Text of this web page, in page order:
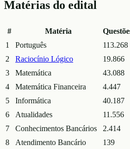
Matérias do edital
# Matéria
1
Português
113.268
2
Raciocínio Lógico
19.866
3
Matemática
43.088
4
Matemática Financeira
4.447
5
Informática
40.187
6
Atualidades
11.556
7
Conhecimentos Bancários
2.414
8
Atendimento Bancário
139